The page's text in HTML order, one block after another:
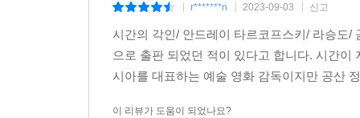
r*******n 2023-09-03 신고
시간의 각인/ 안드레이 타르코프스키/ 라승도/
으로 출판 되었던 적이 있다고 합니다. 시간
시아를 대표하는 예술 영화 감독이지만 공산
이 리뷰가 도움이 되었나요?